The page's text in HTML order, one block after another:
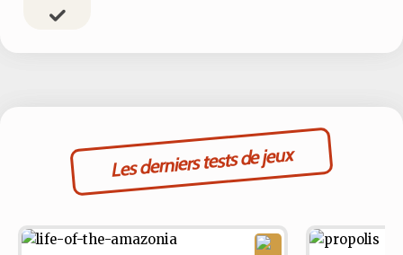
Les derniers tests de jeux